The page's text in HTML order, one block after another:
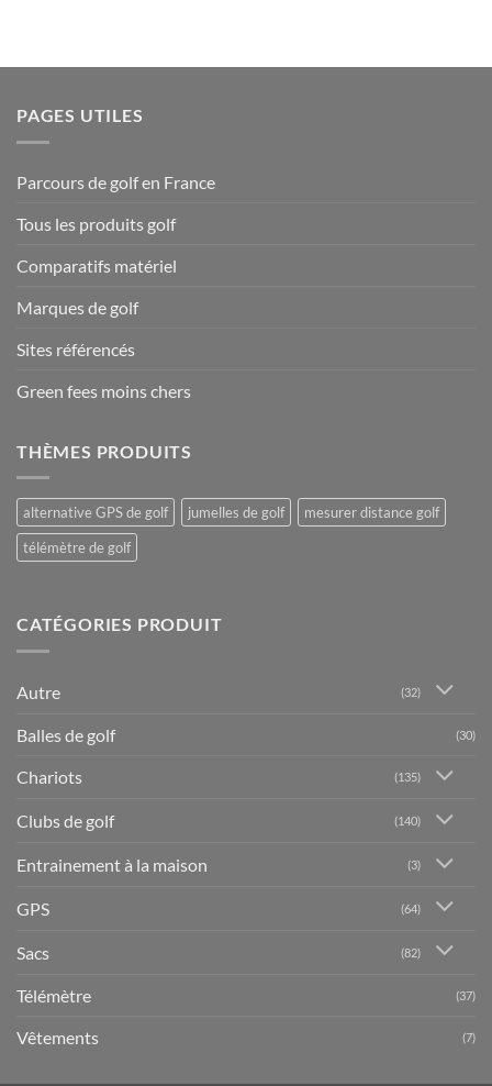
PAGES UTILES
Parcours de golf en France
Tous les produits golf
Comparatifs matériel
Marques de golf
Sites référencés
Green fees moins chers
THÈMES PRODUITS
alternative GPS de golf jumelles de golf
mesurer distance golf
télémètre de golf
CATÉGORIES PRODUIT
Autre (32)
Balles de golf (30)
Chariots (135)
Clubs de golf (140)
Entrainement à la maison (3)
GPS (64)
Sacs (82)
Télémètre (37)
Vêtements (7)